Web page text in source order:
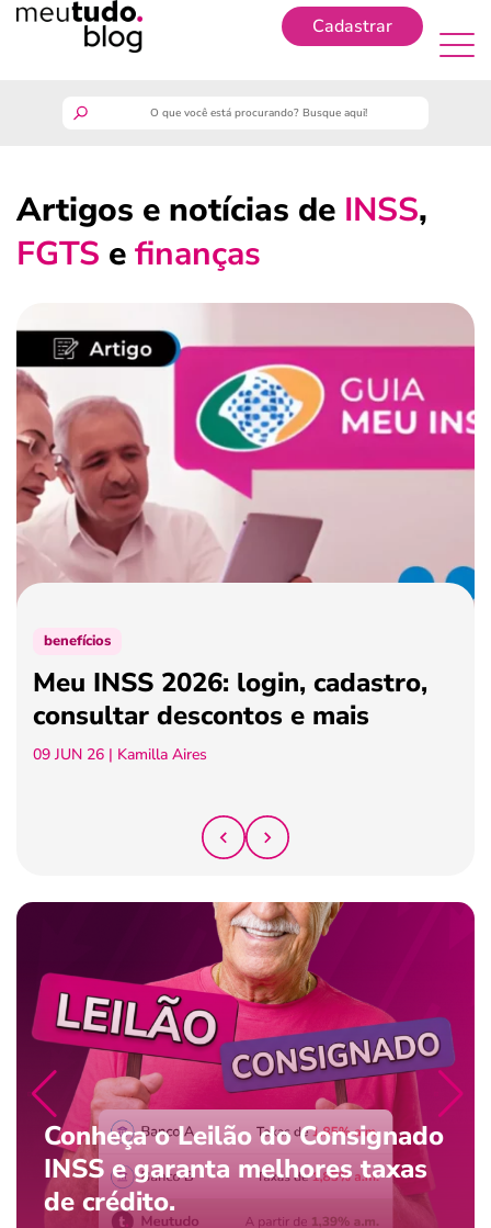
Cadastrar
guia do trabalhador
benefícios
crédito fácil
últimas notícias
ferramentas
Artigos e notícias de INSS,
FGTS efinanças
benefícios
Meu INSS 2026: login, cadastro,
consultar descontos e mais
09 JUN 26 | Kamilla Aires
Conheça o Leilão do Consignado
INSS e garanta melhores taxas
de crédito.